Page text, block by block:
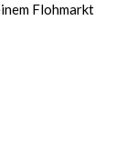
Flohmarkt